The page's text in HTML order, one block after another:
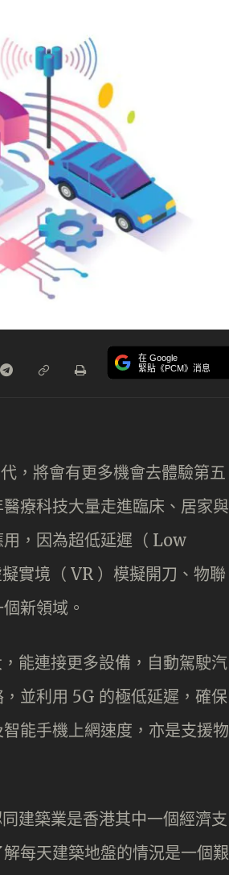
在 Google
緊貼《PCM》消息
，將會有更多機會去體驗第五
療科技大量走進臨床、居家與
，因為超低延遲（ Low
實境（ VR ）模擬開刀、物聯
新領域。
能連接更多設備，自動駕駛汽
並利用 5G 的極低延遲，確保
能手機上網速度，亦是支援物
建築業是香港其中一個經濟支
每天建築地盤的情況是一個艱